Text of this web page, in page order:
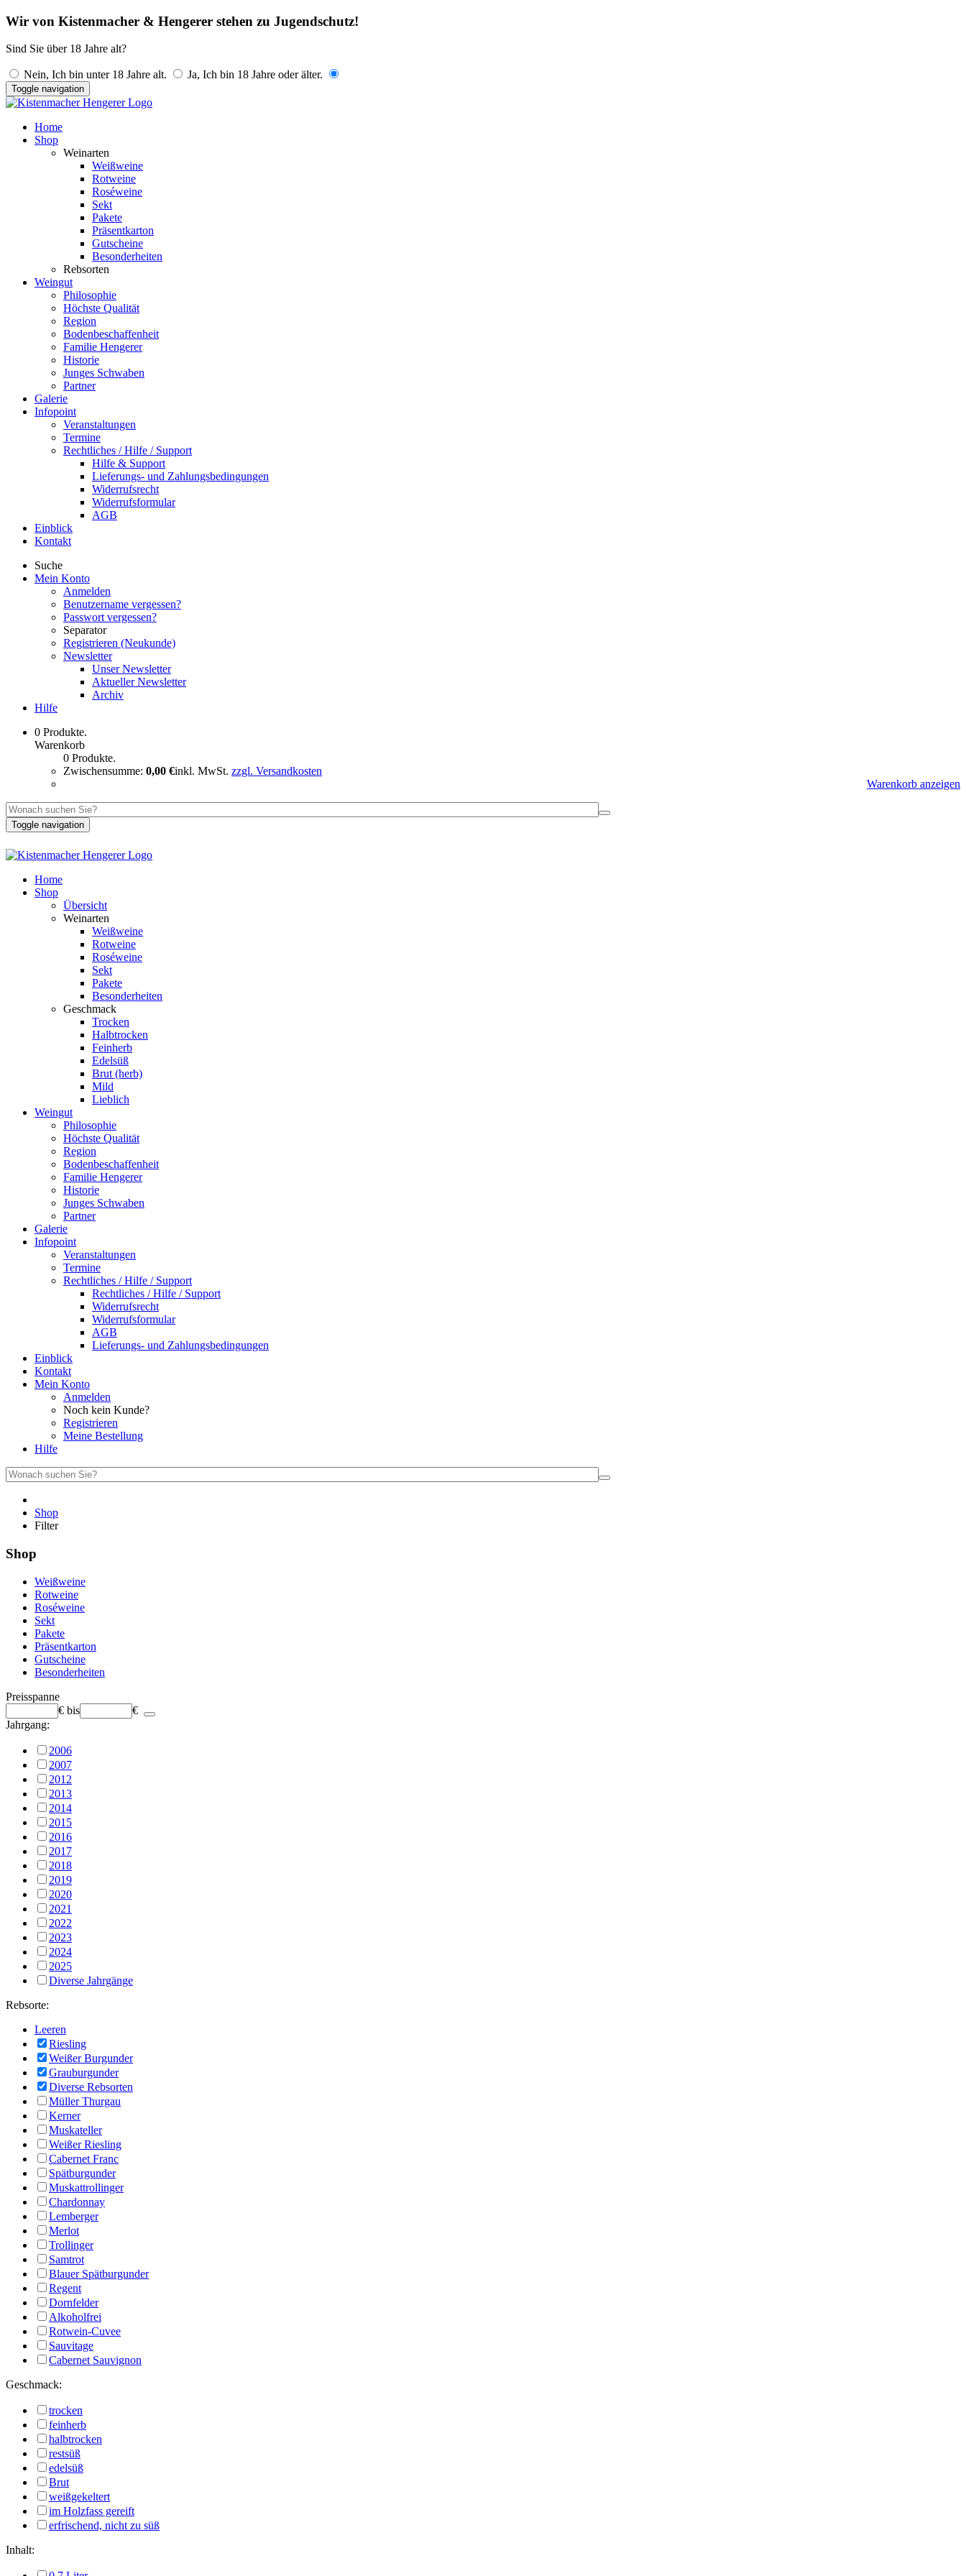
Wir von Kistenmacher & Hengerer stehen zu Jugendschutz!
Sind Sie über 18 Jahre alt?
Nein, Ich bin unter 18 Jahre alt. Ja, Ich bin 18 Jahre oder älter.
Toggle navigation
Home
Shop
Weinarten
Weißweine
Rotweine
Roséweine
Sekt
Pakete
Präsentkarton
Gutscheine
Besonderheiten
Rebsorten
Weingut
Philosophie
Höchste Qualität
Region
Bodenbeschaffenheit
Familie Hengerer
Historie
Junges Schwaben
Partner
Galerie
Infopoint
Veranstaltungen
Termine
Rechtliches / Hilfe / Support
Hilfe & Support
Lieferungs- und Zahlungsbedingungen
Widerrufsrecht
Widerrufsformular
AGB
Einblick
Kontakt
Suche
Mein Konto
Anmelden
Benutzername vergessen?
Passwort vergessen?
Separator
Registrieren (Neukunde)
Newsletter
Unser Newsletter
Aktueller Newsletter
Archiv
Hilfe
0 Produkte.
Warenkorb
0 Produkte.
Zwischensumme: 0,00 €inkl. MwSt. zzgl. Versandkosten
Warenkorb anzeigen
Toggle navigation
Home
Shop
Übersicht
Weinarten
Weißweine
Rotweine
Roséweine
Sekt
Pakete
Besonderheiten
Geschmack
Trocken
Halbtrocken
Feinherb
Edelsüß
Brut (herb)
Mild
Lieblich
Weingut
Philosophie
Höchste Qualität
Region
Bodenbeschaffenheit
Familie Hengerer
Historie
Junges Schwaben
Partner
Galerie
Infopoint
Veranstaltungen
Termine
Rechtliches / Hilfe / Support
Rechtliches / Hilfe / Support
Widerrufsrecht
Widerrufsformular
AGB
Lieferungs- und Zahlungsbedingungen
Einblick
Kontakt
Mein Konto
Anmelden
Noch kein Kunde?
Registrieren
Meine Bestellung
Hilfe
Shop
Filter
Shop
Weißweine
Rotweine
Roséweine
Sekt
Pakete
Präsentkarton
Gutscheine
Besonderheiten
Preisspanne
€ bis
€
Jahrgang:
2006
2007
2012
2013
2014
2015
2016
2017
2018
2019
2020
2021
2022
2023
2024
2025
Diverse Jahrgänge
Rebsorte:
Leeren
Riesling
Weißer Burgunder
Grauburgunder
Diverse Rebsorten
Müller Thurgau
Kerner
Muskateller
Weißer Riesling
Cabernet Franc
Spätburgunder
Muskattrollinger
Chardonnay
Lemberger
Merlot
Trollinger
Samtrot
Blauer Spätburgunder
Regent
Dornfelder
Alkoholfrei
Rotwein-Cuvee
Sauvitage
Cabernet Sauvignon
Geschmack:
trocken
feinherb
halbtrocken
restsüß
edelsüß
Brut
weißgekeltert
im Holzfass gereift
erfrischend, nicht zu süß
Inhalt: